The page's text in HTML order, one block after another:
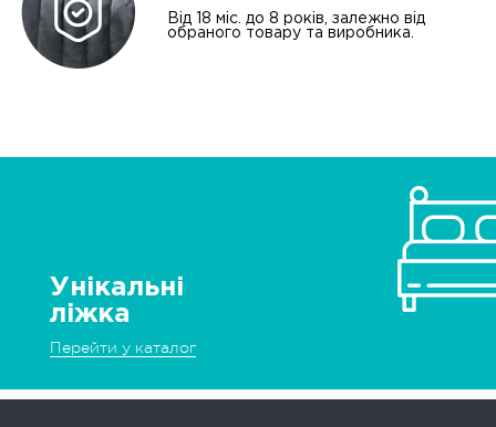
Від 18 міс. до 8 років, залежно від
обраного товару та виробника.
Унікальні
ліжка
Перейти у каталог